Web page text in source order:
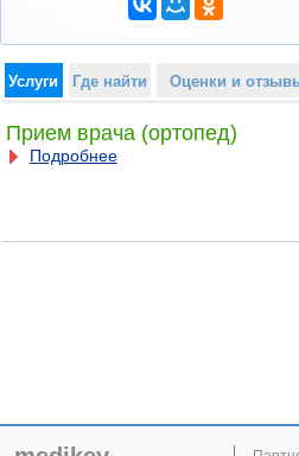
Услуги Где найти Оценки и
Прием врача (ортопед)
Подробнее